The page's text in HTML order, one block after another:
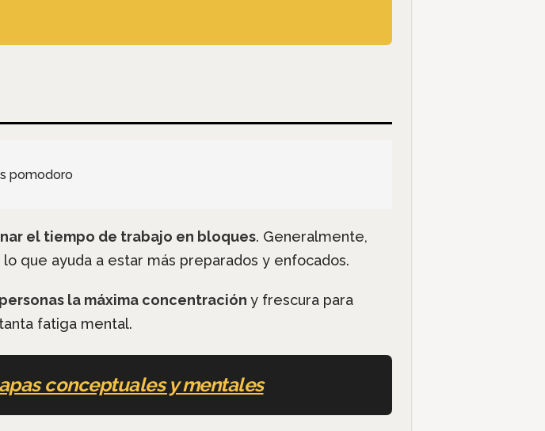
el tiempo de trabajo en bloques. Generalmente,
que ayuda a estar más preparados y enfocados.
la máxima concentración y frescura para
fatiga mental.
conceptuales y mentales